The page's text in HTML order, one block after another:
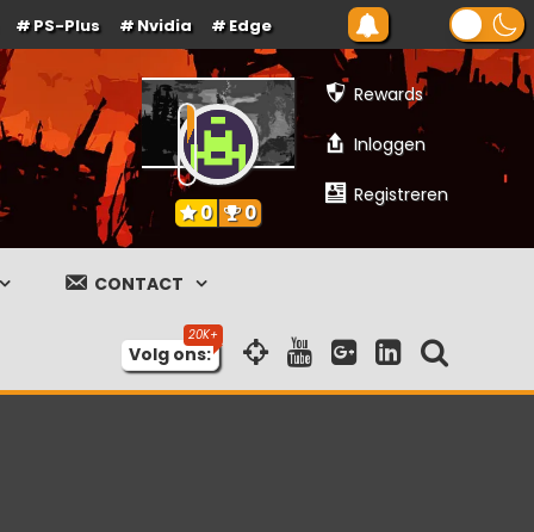
PS-Plus Nvidia Edge
Rewards
Inloggen
Registreren
0 0
CONTACT
Volg ons: